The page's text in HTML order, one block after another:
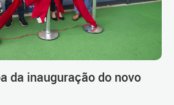
da inauguração do novo